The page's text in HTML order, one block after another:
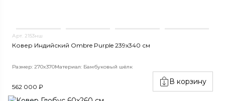
Арт. 2153нш
Ковер Индийский Ombre Purple 239x340 см
Размер: 270x370Материал: Бамбуковый шёлк
562 000 ₽
В корзину